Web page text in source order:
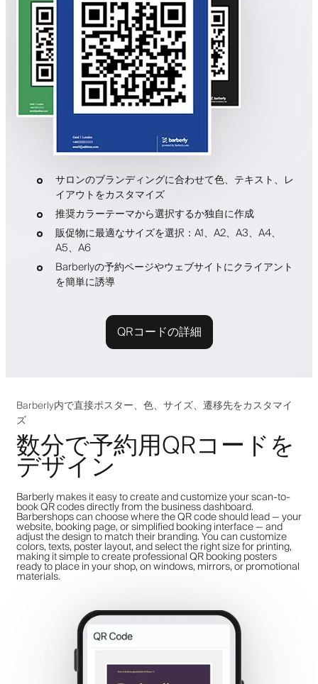
サロンのブランディングに合わせて色、テキスト、レ
イアウトをカスタマイズ
推奨カラーテーマから選択するか独自に作成
販促物に最適なサイズを選択：A1、A2、A3、A4、
A5、A6
Barberlyの予約ページやウェブサイトにクライアント
を簡単に誘導
QRコードの詳細
Barberly内で直接ポスター、色、サイズ、遷移先をカスタマイ
ズ
数分で予約用QRコードを
デザイン
Barberly makes it easy to create and customize your scan-to-
book QR codes directly from the business dashboard.
Barbershops can choose where the QR code should lead — your
website, booking page, or simplified booking interface — and
adjust the design to match their branding. You can customize
colors, texts, poster layout, and select the right size for printing,
making it simple to create professional QR booking posters
ready to place in your shop, on windows, mirrors, or promotional
materials.